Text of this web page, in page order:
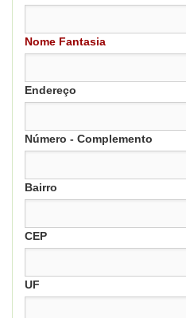
Nome Fantasia
Endereço
Número - Complemento
Bairro
CEP
UF